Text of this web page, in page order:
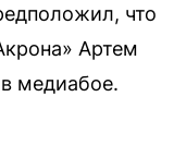
что
Артем
медиабое.